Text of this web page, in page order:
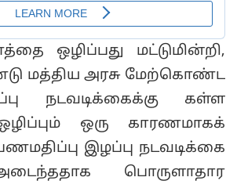
ஒழிப்பது மட்டுமின்றி,
மத்திய அரசு மேற்கொண்ட
நடவடிக்கைக்கு கள்ள
ஒரு காரணமாகக்
இழப்பு நடவடிக்கை
பொருளாதார